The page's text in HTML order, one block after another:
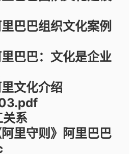
巴巴组织文化案例
巴巴：文化是企业
文化介绍
关系
里守则》阿里巴巴